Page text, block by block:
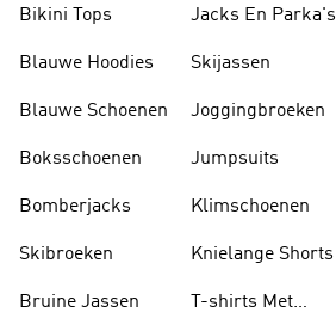
Bikini Tops
Blauwe Hoodies
Blauwe Schoenen
Boksschoenen
Bomberjacks
Skibroeken
Bruine Jassen
Jacks En Parka's
Skijassen
Joggingbroeken
Jumpsuits
Klimschoenen
Knielange Shorts
T-shirts Met